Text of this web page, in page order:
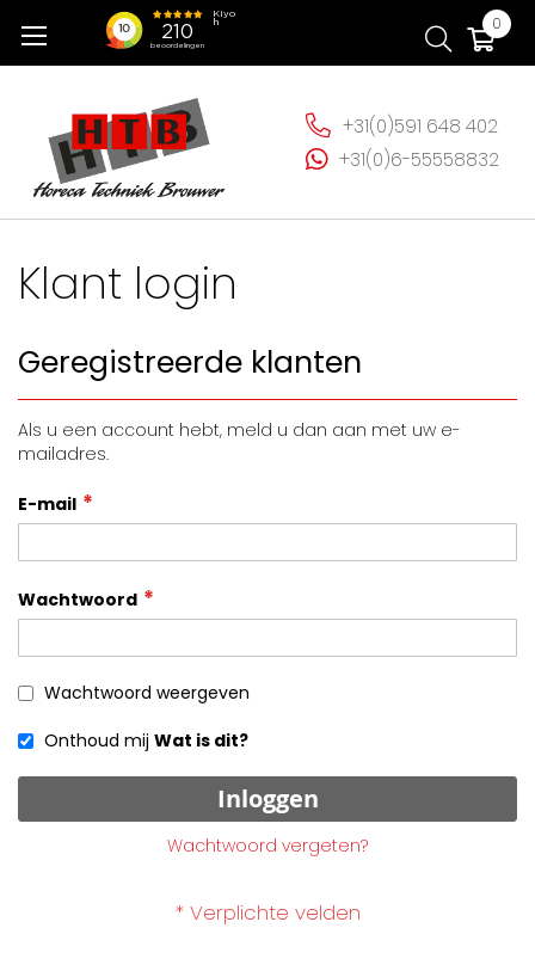
naar
0
+31(0)591 648 402
+31(0)6-55558832
Klant login
Geregistreerde klanten
Als u een account hebt, meld u dan aan met uw e-
mailadres.
E-mail
Wachtwoord
Wachtwoord weergeven
Onthoud mij Wat is dit?
Inloggen
Wachtwoord vergeten?